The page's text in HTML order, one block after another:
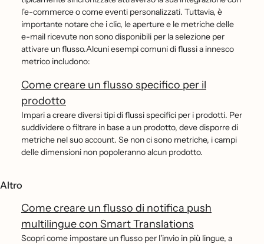
l'e-commerce o come eventi personalizzati. Tuttavia, è
importante notare che i clic, le aperture e le metriche delle
e-mail ricevute non sono disponibili per la selezione per
attivare un flusso.Alcuni esempi comuni di flussi a innesco
metrico includono:
Come creare un flusso specifico per il
prodotto
Impari a creare diversi tipi di flussi specifici per i prodotti. Per
suddividere o filtrare in base a un prodotto, deve disporre di
metriche nel suo account. Se non ci sono metriche, i campi
delle dimensioni non popoleranno alcun prodotto.
Altro
Come creare un flusso di notifica push
multilingue con Smart Translations
Scopri come impostare un flusso per l'invio in più lingue, a